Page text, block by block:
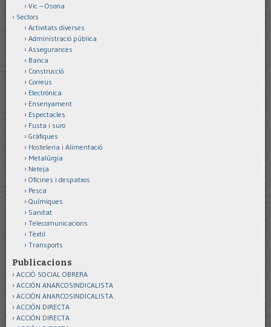
Vic – Osona
Sectors
Activitats diverses
Administració pública
Assegurances
Banca
Construcció
Correus
Electrònica
Ensenyament
Espectacles
Fusta i suro
Gràfiques
Hosteleria i Alimentació
Metalúrgia
Neteja
Oficines i despatxos
Pesca
Químiques
Sanitat
Telecomunicacions
Tèxtil
Transports
Publicacions
ACCIÓ SOCIAL OBRERA
ACCIÓN ANARCOSINDICALISTA
ACCIÓN ANARCOSINDICALISTA
ACCIÓN DIRECTA
ACCIÓN DIRECTA